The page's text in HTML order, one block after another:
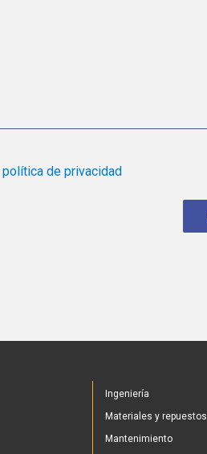
política de privacidad
Ingeniería
Materiales y repuestos
Mantenimiento